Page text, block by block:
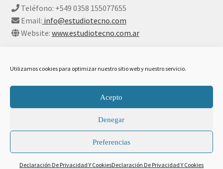
Utilizamos cookies para optimizar nuestro sitio web y nuestro servicio.
Acepto
Denegar
Preferencias
Declaración De Privacidad Y CookiesDeclaración De Privacidad Y Cookies
Teléfono: +549 0358 155077655
Email: info@estudiotecno.com
Website: www.estudiotecno.com.ar
Declaración De Privacidad Y Cookies
Construido con
Buscar
0